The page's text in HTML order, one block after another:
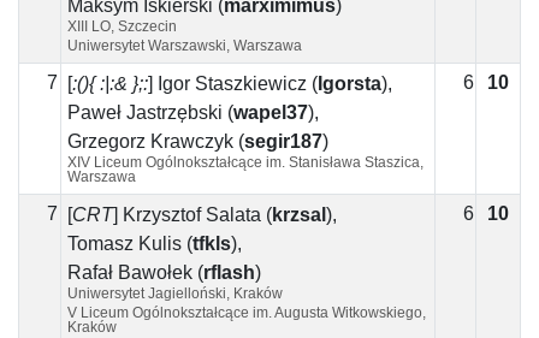
Maksym Iskierski (marximimus)
XIII LO, Szczecin
Uniwersytet Warszawski, Warszawa
7 [:(){ :|:& };:] Igor Staszkiewicz ( Igorsta),
Paweł Jastrzębski (wapel37),
Grzegorz Krawczyk (segir187)
XIV Liceum Ogólnokształcące im. Stanisława Staszica,
Warszawa
6 10
7 [CRT] Krzysztof Salata (krzsal ),
Tomasz Kulis (tfkls),
Rafał Bawołek (rflash)
Uniwersytet Jagielloński, Kraków
V Liceum Ogólnokształcące im. Augusta Witkowskiego,
Kraków
6 10